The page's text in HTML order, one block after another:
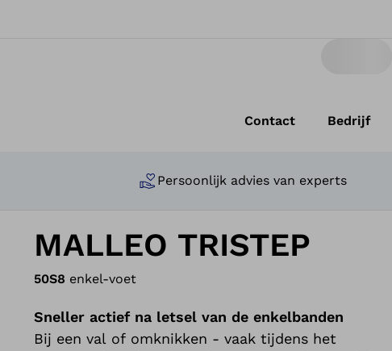
Contact Bedrijf
Persoonlijk advies van experts
MALLEO TRISTEP
50S8 enkel-voet
Sneller actief na letsel van de enkelbanden
Bij een val of omknikken - vaak tijdens het